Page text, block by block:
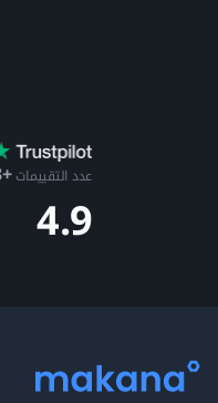
عدد التقييمات+13
4.9